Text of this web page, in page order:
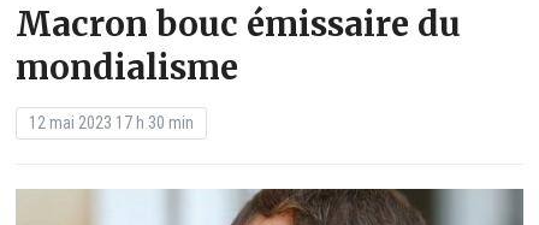
Macron bouc émissaire du
mondialisme
12 mai 2023 17 h 30 min